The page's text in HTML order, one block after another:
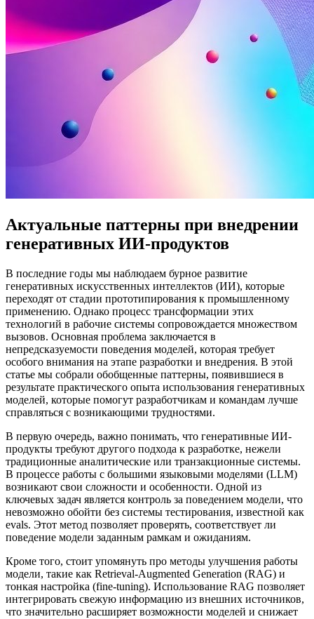
Актуальные паттерны при внедрении
генеративных ИИ-продуктов
В последние годы мы наблюдаем бурное развитие
генеративных искусственных интеллектов (ИИ), которые
переходят от стадии прототипирования к промышленному
применению. Однако процесс трансформации этих
технологий в рабочие системы сопровождается множеством
вызовов. Основная проблема заключается в
непредсказуемости поведения моделей, которая требует
особого внимания на этапе разработки и внедрения. В этой
статье мы собрали обобщенные паттерны, появившиеся в
результате практического опыта использования генеративных
моделей, которые помогут разработчикам и командам лучше
справляться с возникающими трудностями.
В первую очередь, важно понимать, что генеративные ИИ-
продукты требуют другого подхода к разработке, нежели
традиционные аналитические или транзакционные системы.
В процессе работы с большими языковыми моделями (LLM)
возникают свои сложности и особенности. Одной из
ключевых задач является контроль за поведением модели, что
невозможно обойти без системы тестирования, известной как
evals. Этот метод позволяет проверять, соответствует ли
поведение модели заданным рамкам и ожиданиям.
Кроме того, стоит упомянуть про методы улучшения работы
модели, такие как Retrieval-Augmented Generation (RAG) и
тонкая настройка (fine-tuning). Использование RAG позволяет
интегрировать свежую информацию из внешних источников,
что значительно расширяет возможности моделей и снижает